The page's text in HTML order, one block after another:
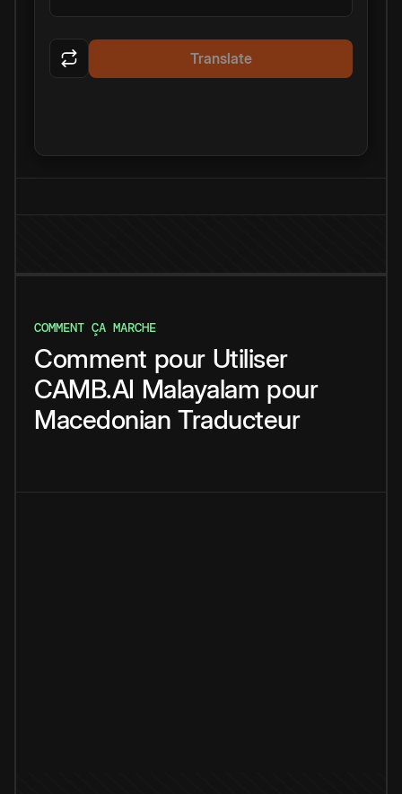
Translate
COMMENT ÇA MARCHE
Comment pour Utiliser
CAMB.AI Malayalam pour
Macedonian Traducteur